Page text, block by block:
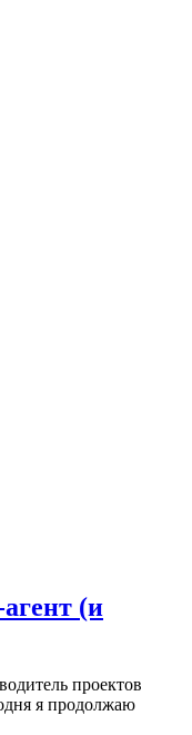
(и
проектов
я продолжаю